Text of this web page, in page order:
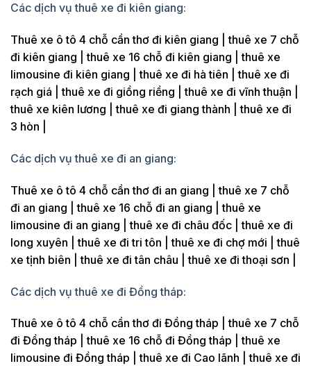
Các dịch vụ thuê xe đi kiên giang:
Thuê xe ô tô 4 chỗ cần thơ đi kiên giang | thuê xe 7 chỗ
đi kiên giang | thuê xe 16 chỗ đi kiên giang | thuê xe
limousine đi kiên giang | thuê xe đi hà tiên | thuê xe đi
rạch giá | thuê xe đi giồng riềng | thuê xe đi vĩnh thuận |
thuê xe kiên lương | thuê xe đi giang thành | thuê xe đi
3 hòn |
Các dịch vụ thuê xe đi an giang:
Thuê xe ô tô 4 chỗ cần thơ đi an giang | thuê xe 7 chỗ
đi an giang | thuê xe 16 chỗ đi an giang | thuê xe
limousine đi an giang | thuê xe đi châu đốc | thuê xe đi
long xuyên | thuê xe đi tri tôn | thuê xe đi chợ mới | thuê
xe tịnh biên | thuê xe đi tân châu | thuê xe đi thoại sơn |
Các dịch vụ thuê xe đi Đồng tháp:
Thuê xe ô tô 4 chỗ cần thơ đi Đồng tháp | thuê xe 7 chỗ
đi Đồng tháp | thuê xe 16 chỗ đi Đồng tháp | thuê xe
limousine đi Đồng tháp | thuê xe đi Cao lãnh | thuê xe đi